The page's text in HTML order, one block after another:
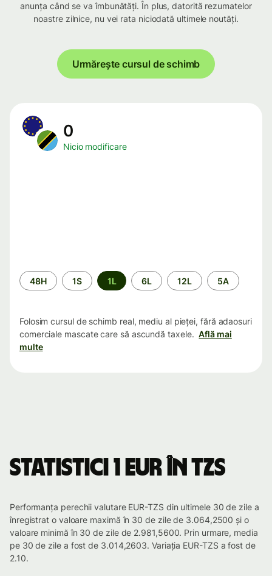
anunța când se va îmbunătăți. În plus, datorită rezumatelor
noastre zilnice, nu vei rata niciodată ultimele noutăți.
Urmărește cursul de schimb
0
Nicio modificare
Perioada
48H 1S 1L 6L 12L 5A
Folosim cursul de schimb real, mediu al pieței, fără adaosuri
comerciale mascate care să ascundă taxele. Află mai
multe
Statistici 1 EUR în TZS
Performanța perechii valutare EUR-TZS din ultimele 30 de zile a
înregistrat o valoare maximă în 30 de zile de 3.064,2500 și o
valoare minimă în 30 de zile de 2.981,5600. Prin urmare, media
pe 30 de zile a fost de 3.014,2603. Variația EUR-TZS a fost de
2.10.